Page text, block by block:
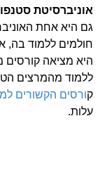
אוניברסיטת
גם היא אחת
חולמים ללמוד בה,
היא מציאה קורסים
ללמוד מהמרצים
קורסים הקשורים
עלות.